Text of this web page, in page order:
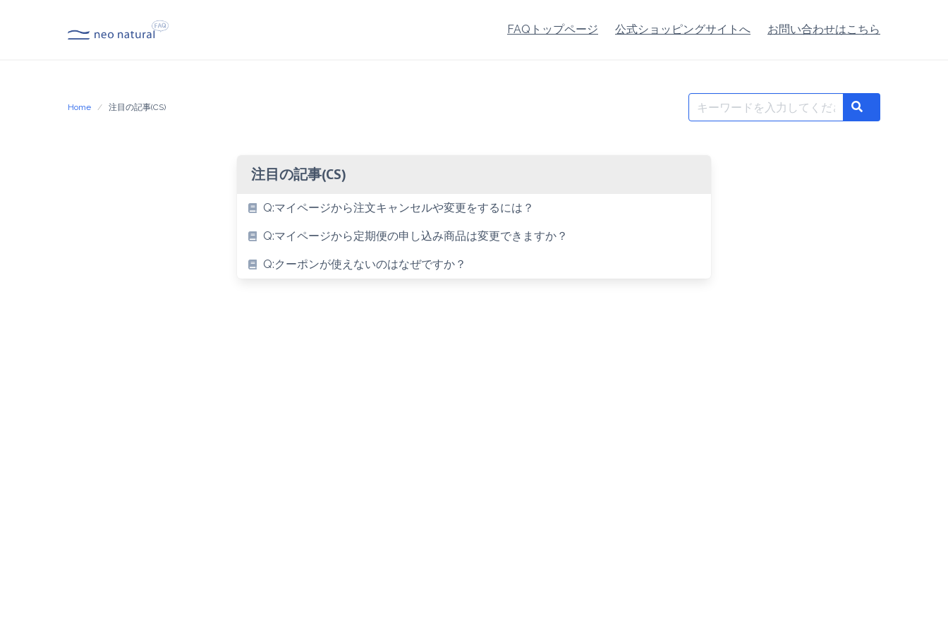
FAQトップページ 公式ショッピングサイトへ お問い合わせはこちら
Home 注目の記事(CS)
Search
for:
Search
注目の記事(CS)
Q:マイページから注文キャンセルや変更をするには？
Q:マイページから定期便の申し込み商品は変更できますか？
Q:クーポンが使えないのはなぜですか？